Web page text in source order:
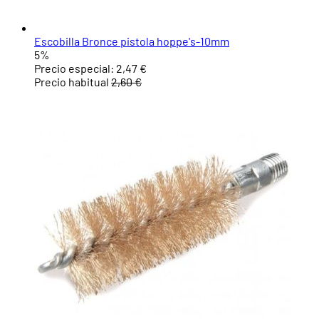
Escobilla Bronce pistola hoppe's-10mm
5%
Precio especial: 2,47 €
Precio habitual 2,60 €